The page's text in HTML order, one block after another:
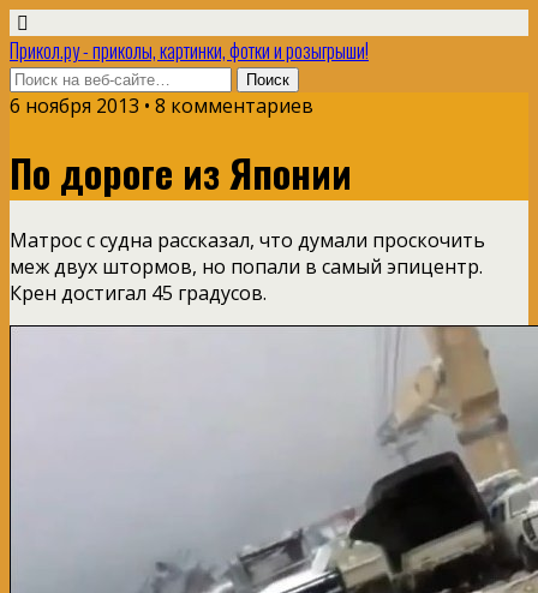
Прикол.ру - приколы, картинки, фотки и розыгрыши!
6 ноября 2013 • 8 комментариев
По дороге из Японии
Матрос с судна рассказал, что думали проскочить
меж двух штормов, но попали в самый эпицентр.
Крен достигал 45 градусов.